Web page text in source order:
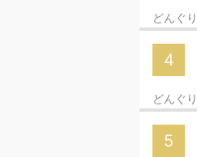
どんぐり
4
どんぐり
5